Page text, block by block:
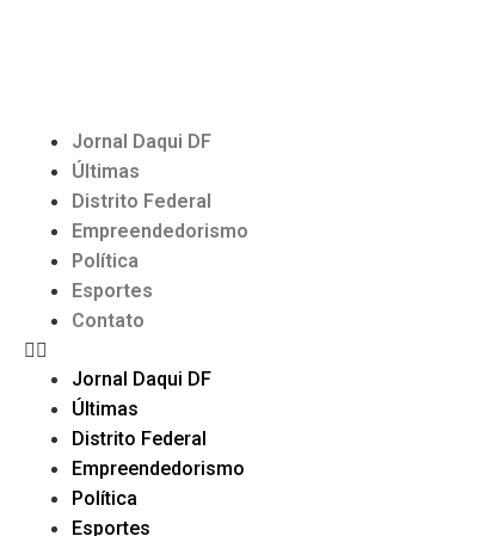
Jornal Daqui DF
Últimas
Distrito Federal
Empreendedorismo
Política
Esportes
Contato
Jornal Daqui DF
Últimas
Distrito Federal
Empreendedorismo
Política
Esportes